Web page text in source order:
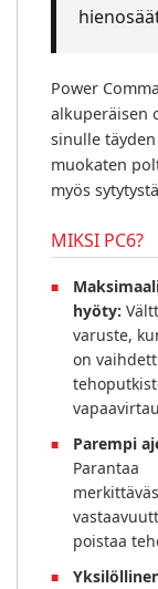
Power
alkuperäisen
sinulle
muokaten
myös
MIKSI PC6?
hyöty:
varuste,
on
Parempi
Parantaa
poistaa